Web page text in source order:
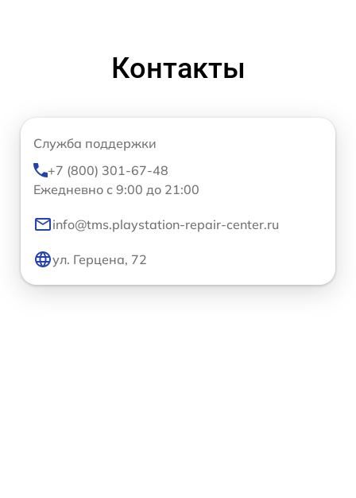
Контакты
Служба поддержки
+7 (800) 301-67-48
Ежедневно с 9:00 до 21:00
info@tms.playstation-repair-center.ru
ул. Герцена, 72